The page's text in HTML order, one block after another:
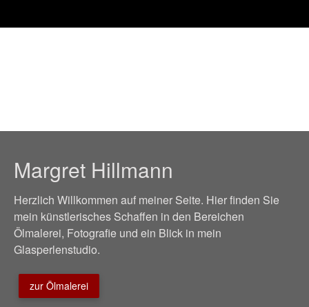
Margret Hillmann
Herzlich Willkommen auf meiner Seite. Hier finden Sie
mein künstlerisches Schaffen in den Bereichen
Ölmalerei, Fotografie und ein Blick in mein
Glasperlenstudio.
zur Ölmalerei